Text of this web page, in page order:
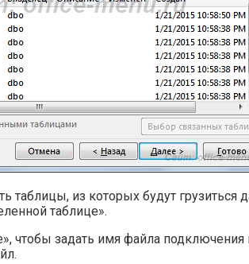
из которых будут грузиться
таблице».
чтобы задать имя файла